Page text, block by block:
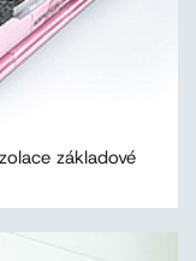
základové